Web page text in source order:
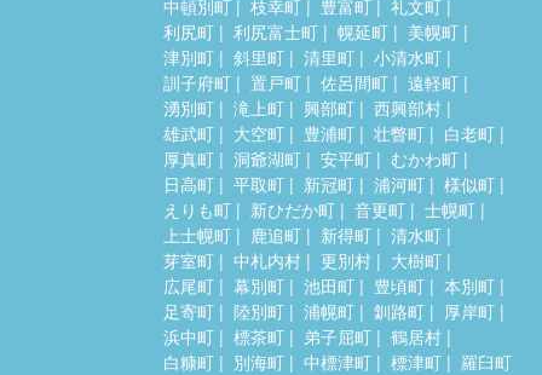
中頓別町
枝幸町 豊富町
礼文町
利尻町
利尻富士町 幌延町
美幌町
津別町
斜里町 清里町
小清水町
訓子府町
置戸町 佐呂間町
遠軽町
湧別町
滝上町 興部町
西興部村
雄武町
大空町 豊浦町 壮瞥町
白老町
厚真町
洞爺湖町 安平町
むかわ町
日高町
平取町 新冠町 浦河町
様似町
えりも町
新ひだか町 音更町
士幌町
上士幌町
鹿追町 新得町
清水町
芽室町
中札内村 更別村
大樹町
広尾町
幕別町 池田町 豊頃町
本別町
足寄町
陸別町 浦幌町 釧路町
厚岸町
浜中町
標茶町 弟子屈町
鶴居村
白糠町
別海町 中標津町 標津町 羅臼町